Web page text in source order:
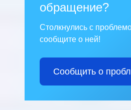
обращение?
Столкнулись с
сообщите о ней!
Сообщить о